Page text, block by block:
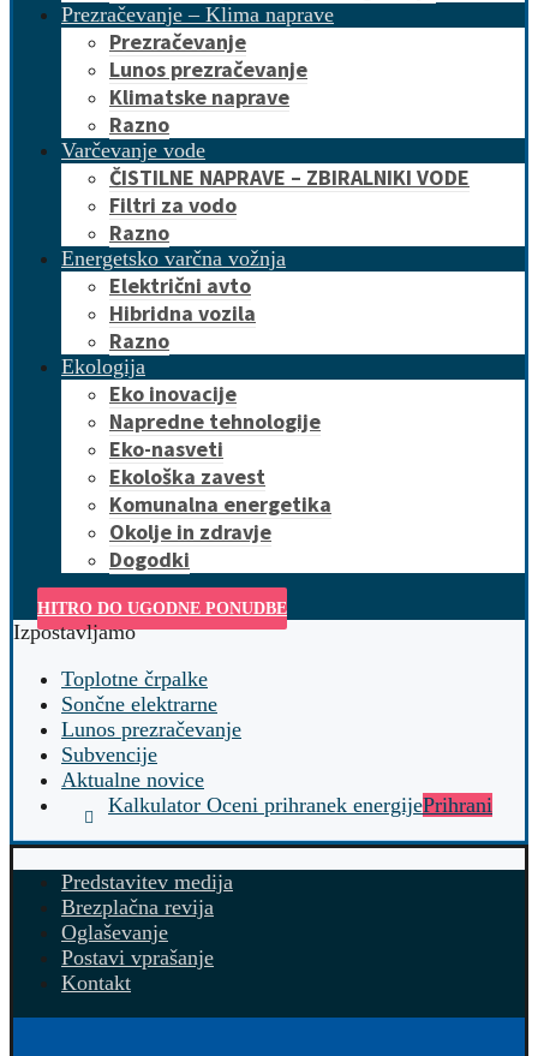
Prezračevanje – Klima naprave
Prezračevanje
Lunos prezračevanje
Klimatske naprave
Razno
Varčevanje vode
ČISTILNE NAPRAVE – ZBIRALNIKI VODE
Filtri za vodo
Razno
Energetsko varčna vožnja
Električni avto
Hibridna vozila
Razno
Ekologija
Eko inovacije
Napredne tehnologije
Eko-nasveti
Ekološka zavest
Komunalna energetika
Okolje in zdravje
Dogodki
HITRO DO UGODNE PONUDBE
Izpostavljamo
Toplotne črpalke
Sončne elektrarne
Lunos prezračevanje
Subvencije
Aktualne novice
Kalkulator Oceni prihranek energijePrihrani
Predstavitev medija
Brezplačna revija
Oglaševanje
Postavi vprašanje
Kontakt